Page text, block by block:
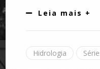
Leia mais +
Hidrologia